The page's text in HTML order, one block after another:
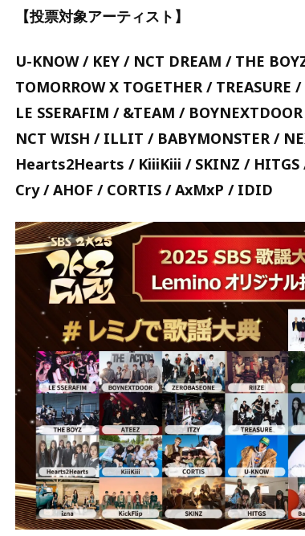
【投票対象アーティスト】
U-KNOW / KEY / NCT DREAM / THE
TOMORROW X TOGETHER /
LE SSERAFIM / &TEAM /
NCT WISH / ILLIT / BABYMONSTER /
Hearts2Hearts / KiiiKiii / SKINZ / HITGS
Cry / AHOF / CORTIS / AxMxP / IDID